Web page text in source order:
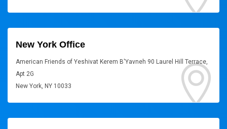
New York Office
American Friends of Yeshivat Kerem B'Yavneh 90 Laurel Hill Terrace,
Apt 2G
New York, NY 10033